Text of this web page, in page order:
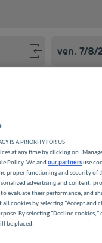
to interact with the
Navigate
Rechercher
IS A PRIORITY FOR US
at any time by clicking on
Policy. We andour partnersuse
proper functioning and security of
advertising and content,
evaluate their performance, and
all cookies by selecting "Accept and
By selecting "Decline cookies,"
be placed.